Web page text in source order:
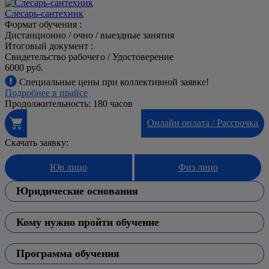
Слесарь-сантехник
Формат обучения :
Дистанционно / очно / выездные занятия
Итоговый документ :
Свидетельство рабочего / Удостоверение
6000 руб.
Специальные цены при коллективной заявке!
Подробнее в прайсе
Продолжительность: 180 часов
Онлайн оплата / Рассрочка
Скачать заявку:
Юр лицо Физ лицо
Юридические основания
Профессия слесаря-сантехника 2-6 разряда включена в раздел
основных трудовых функций, которые должен выполнять
рабочий в зависимости от присвоенной квалификации, входят
Кому нужно пройти обучение
Слесарь-сантехник – обучение (профкурс), доступное всем
Программа обучения